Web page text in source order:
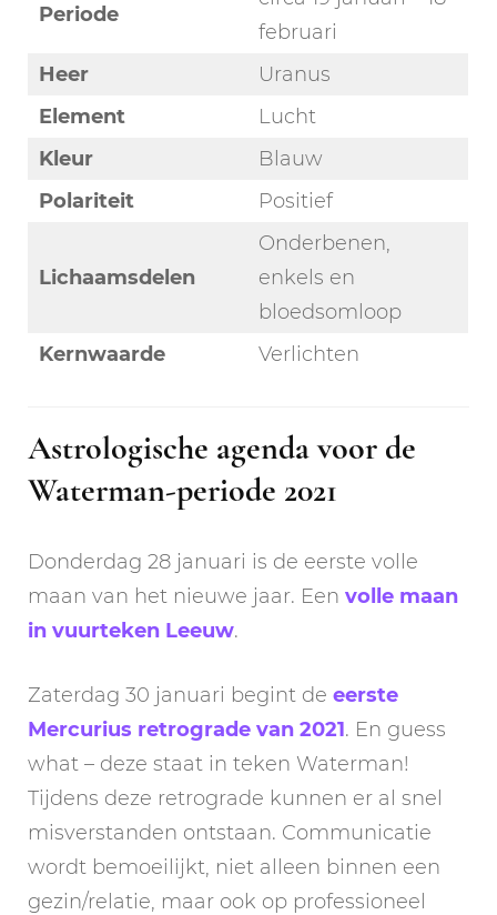
Periode
februari
Heer
Uranus
Element
Lucht
Kleur
Blauw
Polariteit
Positief
Lichaamsdelen
Onderbenen,
enkels en
bloedsomloop
Kernwaarde
Verlichten
Astrologische agenda voor de
Waterman-periode 2021
Donderdag 28 januari is de eerste volle
maan van het nieuwe jaar. Een volle maan
in vuurteken Leeuw.
Zaterdag 30 januari begint de eerste
Mercurius retrograde van 2021. En guess
what – deze staat in teken Waterman!
Tijdens deze retrograde kunnen er al snel
misverstanden ontstaan. Communicatie
wordt bemoeilijkt, niet alleen binnen een
gezin/relatie, maar ook op professioneel